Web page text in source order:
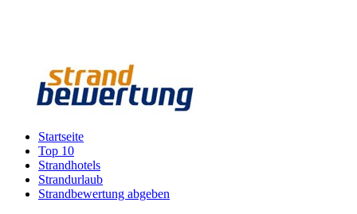
Startseite
Top 10
Strandhotels
Strandurlaub
Strandbewertung abgeben